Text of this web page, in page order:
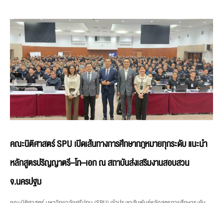
คณะนิติศาสตร์ SPU เปิดเส้นทางการศึกษากฎหมายทุกระดับ แนะนำ
หลักสูตรปริญญาตรี–โท–เอก ณ สถาบันส่งเสริมงานสอบสวน
จ.นครปฐม